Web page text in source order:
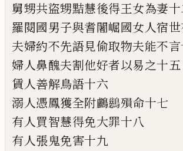
舅甥共盜甥黠慧後得王女為妻
羅閱國男子與耆闍崛國女人宿
夫婦約不先語見偷取物夫能不
婦人鼻醜夫割他好者以易之十五
賃人善解鳥語十六
溺人憑鳳獲全附鸕𪇔殞命十七
有人買智慧得免大罪十八
有人張鬼免害十九